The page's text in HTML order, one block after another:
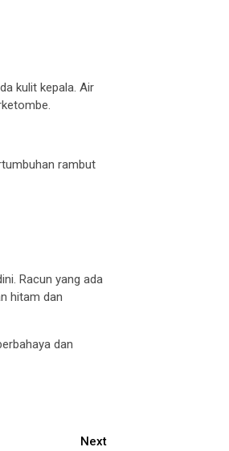
kulit kepala. Air
rambut
Racun yang ada
hitam dan
dan
Next